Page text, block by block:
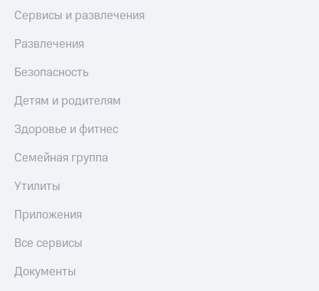
Сервисы и развлечения
Развлечения
Безопасность
Детям и родителям
Здоровье и фитнес
Семейная группа
Утилиты
Приложения
Все сервисы
Документы